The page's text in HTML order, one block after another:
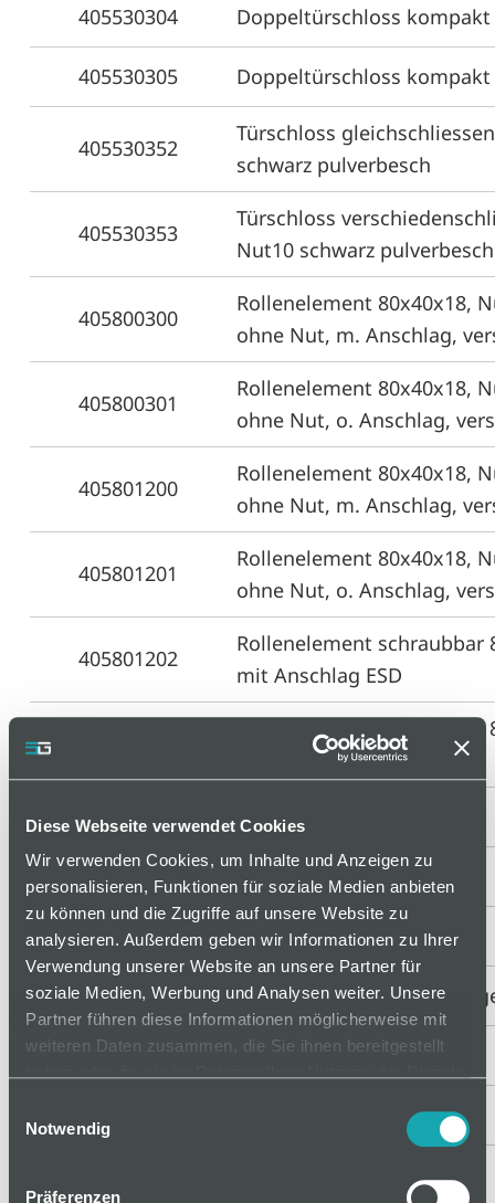
Diese Webseite verwendet Cookies
Wir verwenden Cookies, um Inhalte und Anzeigen zu
personalisieren, Funktionen für soziale Medien anbieten
zu können und die Zugriffe auf unsere Website zu
analysieren. Außerdem geben wir Informationen zu Ihrer
Verwendung unserer Website an unsere Partner für
soziale Medien, Werbung und Analysen weiter. Unsere
Partner führen diese Informationen möglicherweise mit
weiteren Daten zusammen, die Sie ihnen bereitgestellt
Notwendig
Präferenzen
405530304 Doppeltürschloss kompakt
405530305 Doppeltürschloss kompakt
405530352
Türschloss
schwarz pulverbesch
405530353
Türschloss
Nut10 schwarz pulverbesch
405800300
Rollenelement 80x40x18,
ohne Nut, m. Anschlag,
405800301
Rollenelement 80x40x18,
ohne Nut, o. Anschlag,
405801200
Rollenelement 80x40x18,
ohne Nut, m. Anschlag,
405801201
Rollenelement 80x40x18,
ohne Nut, o. Anschlag,
405801202
Rollenelement schraubbar
mit Anschlag ESD
Rollenelement schraubbar
ohne Anschlag ESD
406200100 PC-Halterung
406200120 Monitorhalter 5 Achsen
406200125 Monitorhalter 4 Achsen
406200150 Tastaturauszug Edelstahl
406410015 Einstecktasche